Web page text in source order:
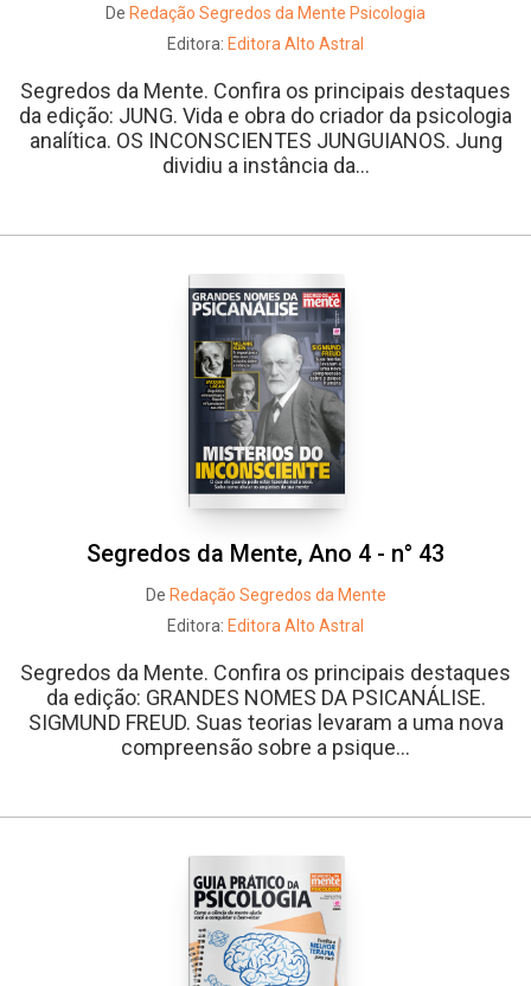
De Redação Segredos da Mente Psicologia
Editora: Editora Alto Astral
Segredos da Mente. Confira os principais destaques
da edição: JUNG. Vida e obra do criador da psicologia
analítica. OS INCONSCIENTES JUNGUIANOS. Jung
dividiu a instância da...
Segredos da Mente, Ano 4 - n° 43
De Redação Segredos da Mente
Editora: Editora Alto Astral
Segredos da Mente. Confira os principais destaques
da edição: GRANDES NOMES DA PSICANÁLISE.
SIGMUND FREUD. Suas teorias levaram a uma nova
compreensão sobre a psique...